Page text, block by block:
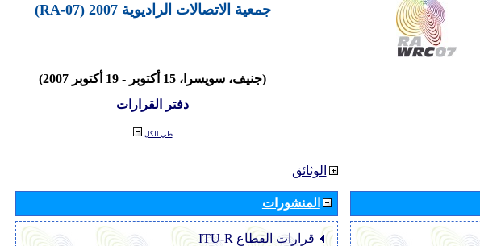
جمعية الاتصالات الراديوية 2007 (RA-07)
(جنيف، سويسرا، 15 أكتوبر - 19 أكتوبر 2007)
دفتر القرارات
طي الكل
الوثائق
المنشورات
قرارات القطاع ‏ITU-R